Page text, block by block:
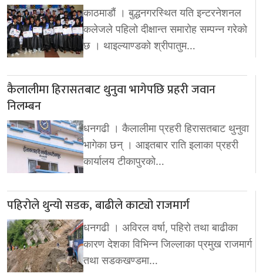
काठमाडौं । बुद्धनगरस्थित यति इन्टरनेशनल
कलेजले पहिलो दीक्षान्त समारोह सम्पन्न गरेको
छ । थाइल्याण्डको श्रीपातुम…
कैलालीमा हिरासतबाट थुनुवा भागेपछि प्रहरी जवान
निलम्बन
धनगढी । कैलालीमा प्रहरी हिरासतबाट थुनुवा
भागेका छन् । आइतबार राति इलाका प्रहरी
कार्यालय टीकापुरको…
पहिरोले थुन्यो सडक, बाढीले काट्यो राजमार्ग
धनगढी । अविरल वर्षा, पहिरो तथा बाढीका
कारण देशका विभिन्न जिल्लाका प्रमुख राजमार्ग
तथा सडकखण्डमा…